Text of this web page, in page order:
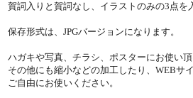
賀詞入りと賀詞なし、イラストのみの3点を
保存形式は、JPGバージョンになります。
ハガキや写真、チラシ、ポスターにお使い頂
その他にも縮小などの加工したり、WEBサ
ご自由にお使いください。